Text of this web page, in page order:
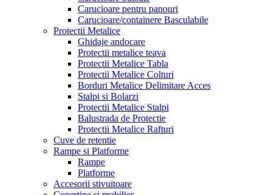
Carucioare pentru panouri
Carucioare/containere Basculabile
Protectii Metalice
Ghidaje andocare
Protectii metalice teava
Protectii Metalice Tabla
Protectii Metalice Colturi
Borduri Metalice Delimitare Acces
Stalpi si Bolarzi
Protectii Metalice Stalpi
Balustrada de Protectie
Protectii Metalice Rafturi
Cuve de retentie
Rampe si Platforme
Rampe
Platforme
Accesorii stivuitoare